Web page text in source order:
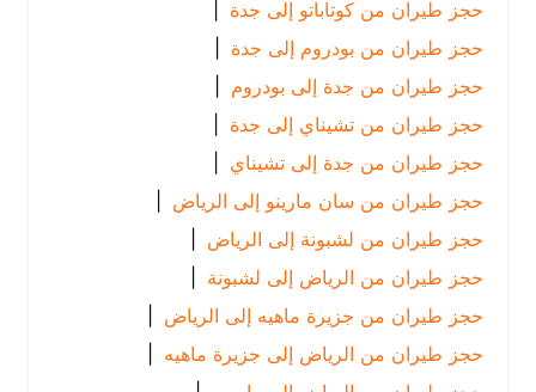
حجز طيران من كوتاباتو إلى جدة
حجز طيران من بودروم إلى جدة
حجز طيران من جدة إلى بودروم |
حجز طيران من تشيناي إلى جدة
حجز طيران من جدة إلى تشيناي |
حجز طيران من سان مارينو إلى الرياض
|
حجز طيران من لشبونة إلى الرياض
|
حجز طيران من الرياض إلى لشبونة |
حجز طيران من جزيرة ماهيه إلى الرياض
|
حجز طيران من الرياض إلى جزيرة ماهيه |